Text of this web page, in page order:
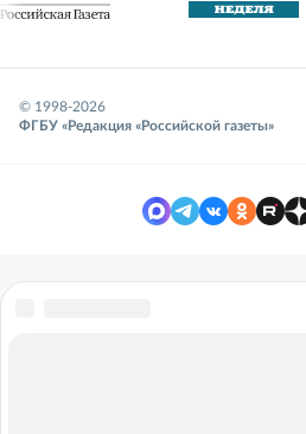
© 1998-2026
ФГБУ «Редакция «Российской газеты»